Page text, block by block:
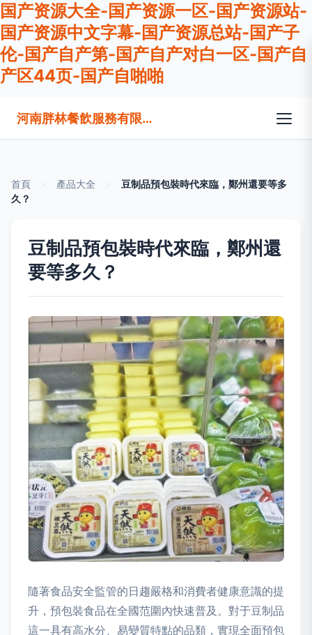
国产资源大全-国产资源一区-国产资源站-
国产资源中文字幕-国产资源总站-国产子
伦-国产自产第-国产自产对白一区-国产自
产区44页-国产自啪啪
河南胖林餐飲服務有限公司
首頁 產品大全
豆制品預包裝時代來臨，鄭州還要等多
久？
豆制品預包裝時代來臨，鄭州還
要等多久？
隨著食品安全監管的日趨嚴格和消費者健康意識的提
升，預包裝食品在全國范圍內快速普及。對于豆制品
這一具有高水分、易變質特點的品類，實現全面預包